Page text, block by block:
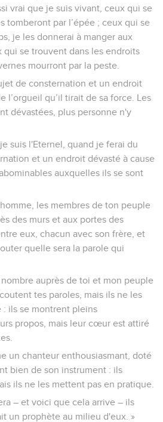
vrai que je suis vivant, ceux qui se
tomberont par l’épée ; ceux qui se
je les donnerai à manger aux
qui se trouvent dans les endroits
mourront par la peste.
de consternation et un endroit
l’orgueil qu’il tirait de sa force. Les
dévastées, plus personne n'y
suis l'Eternel, quand je ferai du
et un endroit dévasté à cause
auxquelles ils se sont
les membres de ton peuple
des murs et aux portes des
eux, chacun avec son frère, et
quelle sera la parole qui
auprès de toi et mon peuple
tes paroles, mais ils ne les
ils se montrent pleins
propos, mais leur cœur est attiré
un chanteur enthousiasmant, doté
bien de son instrument : ils
ils ne les mettent pas en pratique.
– et voici que cela arrive – ils
un prophète au milieu d'eux. »